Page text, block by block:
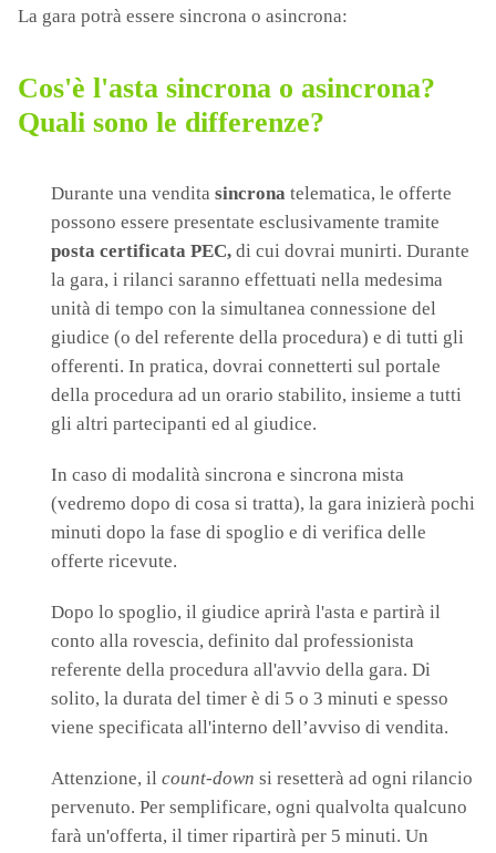
La gara potrà essere sincrona o asincrona:
Cos'è l'asta sincrona o asincrona?
Quali sono le differenze?
Durante una vendita sincrona telematica, le offerte
possono essere presentate esclusivamente tramite
posta certificata PEC, di cui dovrai munirti. Durante
la gara, i rilanci saranno effettuati nella medesima
unità di tempo con la simultanea connessione del
giudice (o del referente della procedura) e di tutti gli
offerenti. In pratica, dovrai connetterti sul portale
della procedura ad un orario stabilito, insieme a tutti
gli altri partecipanti ed al giudice.
In caso di modalità sincrona e sincrona mista
(vedremo dopo di cosa si tratta), la gara inizierà pochi
minuti dopo la fase di spoglio e di verifica delle
offerte ricevute.
Dopo lo spoglio, il giudice aprirà l'asta e partirà il
conto alla rovescia, definito dal professionista
referente della procedura all'avvio della gara. Di
solito, la durata del timer è di 5 o 3 minuti e spesso
viene specificata all'interno dell’avviso di vendita.
Attenzione, il count-down si resetterà ad ogni rilancio
pervenuto. Per semplificare, ogni qualvolta qualcuno
farà un'offerta, il timer ripartirà per 5 minuti. Un